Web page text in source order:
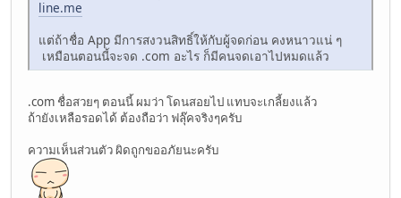
line.me
แต่ถ้าชื่อ App มีการสงวนสิทธิ์ให้กับผู้จดก่อน คงหนาวแน่ ๆ
เหมือนตอนนี้จะจด .com อะไร ก็มีคนจดเอาไปหมดแล้ว
.com ชื่อสวยๆ ตอนนี้ ผมว่า โดนสอยไป แทบจะเกลี้ยงแล้ว
ถ้ายังเหลือรอดได้ ต้องถือว่า ฟลุ๊คจริงๆครับ
ความเห็นส่วนตัว ผิดถูกขออภัยนะครับ